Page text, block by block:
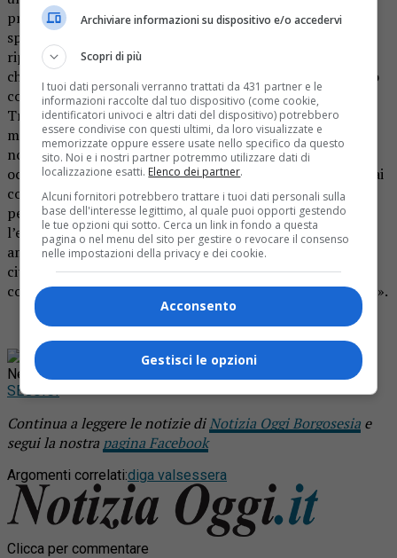
processi decisionali e di mediazione con la popolazione».
spiega il consigliere regionale Gianpaolo Andrissi. E
riprende_ «Giovedì scorso si è svolta una riunione a porte
chiuse e su invito dei proponenti del progetto, dove erano
convocate le amministrazioni comunali contrarie di
Trivero, Coggiola, Pray e Mosso. Il M5S contesta questo
metodo che non coinvolge la popolazione e ribadiamo il
nostro no a un’opera inutile come già espresso in altre
occasioni e anche in consiglio regionale. Ad ogni livello, dai
comuni alla Regione, faremo presenti le nostre forti
perplessità ad un progetto che mette in discussione
l’economia locale legata in questi anni al turismo
ambientale. Siamo solidali con i sindaci che insieme ai
cittadini e al comitato si oppongono all’offerta di
compensazioni in denaro nel caso l’opera fosse finanziata».
Rimani aggiornato seguendoci su Google
News!
SEGUICI
Continua a leggere le notizie diNotizia Oggi Borgosesia e
segui la nostra pagina Facebook
Argomenti correlati:diga valsessera
Clicca per commentare
Archiviare informazioni su dispositivo e/o accedervi
Scopri di più
I tuoi dati personali verranno trattati da 431 partner e le
informazioni raccolte dal tuo dispositivo (come cookie,
identificatori univoci e altri dati del dispositivo) potrebbero
essere condivise con questi ultimi, da loro visualizzate e
memorizzate oppure essere usate nello specifico da questo
sito. Noi e i nostri partner potremmo utilizzare dati di
localizzazione esatti. Elenco dei partner.
Alcuni fornitori potrebbero trattare i tuoi dati personali sulla
base dell'interesse legittimo, al quale puoi opporti gestendo
le tue opzioni qui sotto. Cerca un link in fondo a questa
pagina o nel menu del sito per gestire o revocare il consenso
nelle impostazioni della privacy e dei cookie.
Acconsento
Gestisci le opzioni